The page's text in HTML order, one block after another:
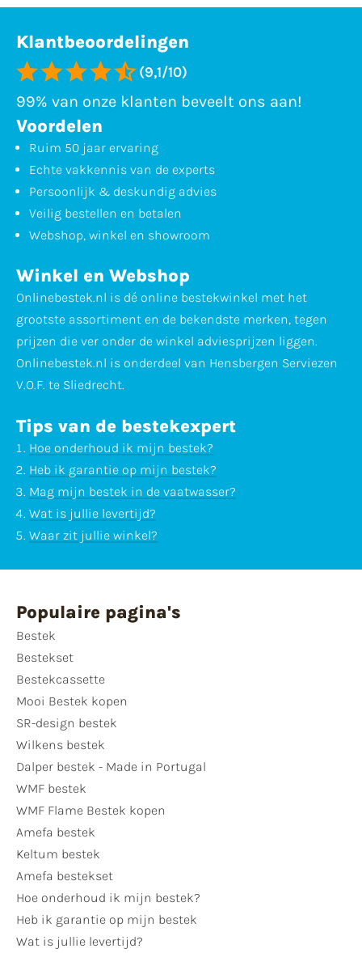
Klantbeoordelingen
(9,1/10)
99% van onze klanten beveelt ons aan!
Voordelen
Ruim 50 jaar ervaring
Echte vakkennis van de experts
Persoonlijk & deskundig advies
Veilig bestellen en betalen
Webshop, winkel en showroom
Winkel en Webshop
Onlinebestek.nl is dé online bestekwinkel met het
grootste assortiment en de bekendste merken, tegen
prijzen die ver onder de winkel adviesprijzen liggen.
Onlinebestek.nl is onderdeel van Hensbergen Serviezen
V.O.F. te Sliedrecht.
Tips van de bestekexpert
Hoe onderhoud ik mijn bestek?
Heb ik garantie op mijn bestek?
Mag mijn bestek in de vaatwasser?
Wat is jullie levertijd?
Waar zit jullie winkel?
Populaire pagina's
Bestek
Bestekset
Bestekcassette
Mooi Bestek kopen
SR-design bestek
Wilkens bestek
Dalper bestek - Made in Portugal
WMF bestek
WMF Flame Bestek kopen
Amefa bestek
Keltum bestek
Amefa bestekset
Hoe onderhoud ik mijn bestek?
Heb ik garantie op mijn bestek
Wat is jullie levertijd?